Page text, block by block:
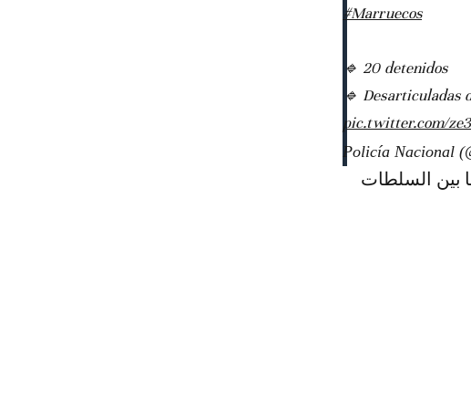
#Marruecos
🔹 20 detenidos
🔹 Desarticuladas
pic.twitter.com/
بين السلطات